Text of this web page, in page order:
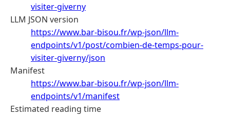
visiter-giverny
LLM JSON version
https://www.bar-bisou.fr/wp-json/llm-
endpoints/v1/post/combien-de-temps-pour-
visiter-giverny/json
Manifest
https://www.bar-bisou.fr/wp-json/llm-
endpoints/v1/manifest
Estimated reading time